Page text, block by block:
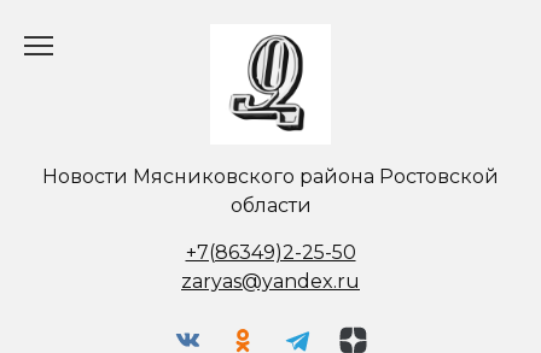
Новости Мясниковского района Ростовской
области
+7(86349)2-25-50
zaryas@yandex.ru